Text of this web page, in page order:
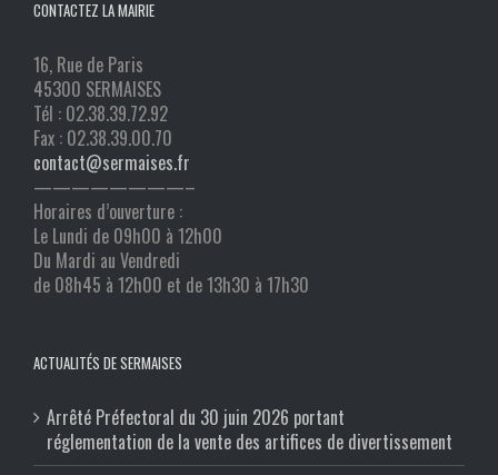
CONTACTEZ LA MAIRIE
16, Rue de Paris
45300 SERMAISES
Tél : 02.38.39.72.92
Fax : 02.38.39.00.70
contact@sermaises.fr
————————–
Horaires d’ouverture :
Le Lundi de 09h00 à 12h00
Du Mardi au Vendredi
de 08h45 à 12h00 et de 13h30 à 17h30
ACTUALITÉS DE SERMAISES
Arrêté Préfectoral du 30 juin 2026 portant
réglementation de la vente des artifices de divertissement